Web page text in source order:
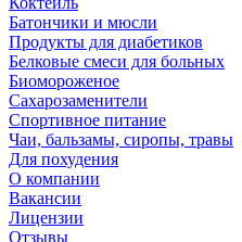
Батончики и мюсли
Продукты для диабетиков
Белковые смеси для больных
Биомороженое
Сахарозаменители
Спортивное питание
Чаи, бальзамы, сиропы, травы
Для похудения
О компании
Вакансии
Лицензии
Отзывы